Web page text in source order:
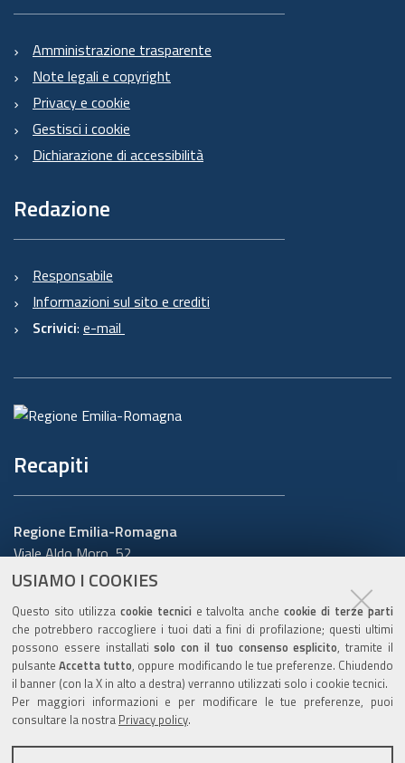
USIAMO I COOKIES
Questo sito utilizza cookie tecnici e talvolta anchecookie di terze parti
che potrebbero raccogliere i tuoi dati a fini di profilazione; questi ultimi
possono essere installatisolo con il tuo consenso esplicito, tramite il
pulsanteAccetta tutto, oppure modificando le tue preferenze. Chiudendo
il banner (con la X in alto a destra) verranno utilizzati solo i cookie tecnici.
Per maggiori informazioni e per modificare le tue preferenze, puoi
consultare la nostra Privacy policy.
Amministrazione trasparente
Note legali e copyright
Privacy e cookie
Gestisci i cookie
Dichiarazione di accessibilità
Redazione
Responsabile
Informazioni sul sito e crediti
Scrivici: e-mail
Recapiti
Regione Emilia-Romagna
Viale Aldo Moro, 52
40127 Bologna
Cerca telefoni o indirizzi
URP
www.regione.emilia-romagna.it/urp